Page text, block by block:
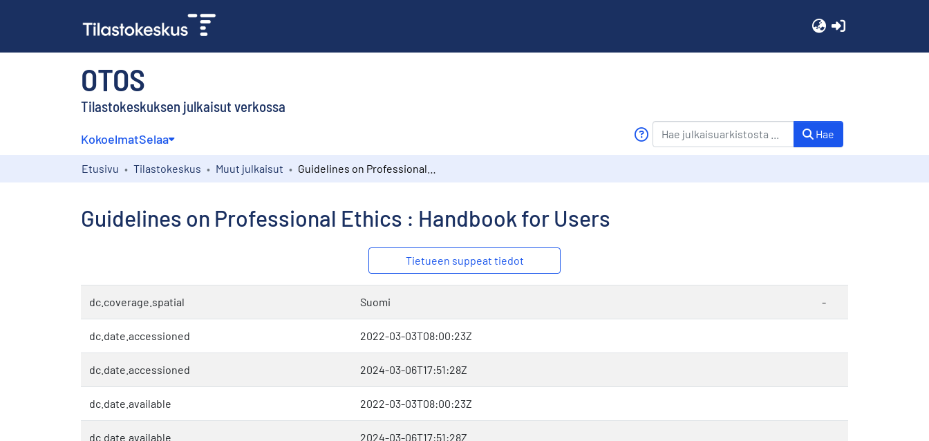
OTOS
Tilastokeskuksen julkaisut verkossa
KokoelmatSelaa Hae
Etusivu Tilastokeskus Muut julkaisut
Guidelines on Professional Ethics : Handbook for Users
Tietueen suppeat tiedot
dc.coverage.spatial Suomi -
dc.date.accessioned 2022-03-03T08:00:23Z
dc.date.accessioned 2024-03-06T17:51:28Z
dc.date.available 2022-03-03T08:00:23Z
dc.date.available 2024-03-06T17:51:28Z